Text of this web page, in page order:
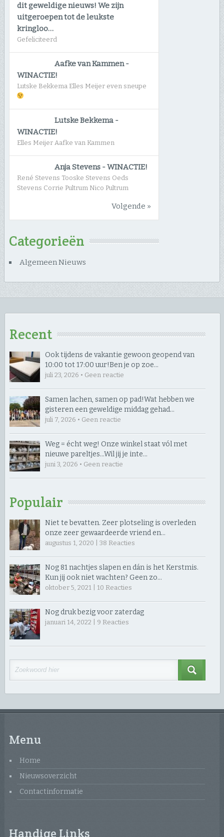
dit geweldige nieuws! We zijn
uitgeroepen tot de leukste
kringloo…
Gefeliciteerd
Aafke van Kammen-
WINACTIE!
Lutske Bekkema Elles Meijer even sneupe
Lutske Bekkema -
WINACTIE!
Elles Meijer Aafke van Kammen
Anja Stevens -WINACTIE!
René Stevens Tooske Stevens Oeds
Stevens Corrie Pultrum Nico Pultrum
Volgende »
Categorieën
Algemeen Nieuws
Recent
Ook tijdens de vakantie gewoon geopend van
10:00 tot 17:00 uur! ​Ben je op zoe…
juli 23, 2026 • Geen reactie
Samen lachen, samen op pad! ​Wat hebben we
gisteren een geweldige middag gehad…
juli 7, 2026 • Geen reactie
Weg = écht weg! Onze winkel staat vól met
nieuwe pareltjes… ​Wil jij je inte…
juni 3, 2026 • Geen reactie
Populair
Niet te bevatten. Zeer plotseling is overleden
onze zeer gewaardeerde vriend en…
augustus 1, 2020 | 38 Reacties
Nog 81 nachtjes slapen en dán is het Kerstmis.
Kun jij ook niet wachten? Geen zo…
oktober 5, 2021 | 10 Reacties
Nog druk bezig voor zaterdag
januari 14, 2022 | 9 Reacties
Menu
Home
Nieuwsoverzicht
Contactinformatie
Handige Links